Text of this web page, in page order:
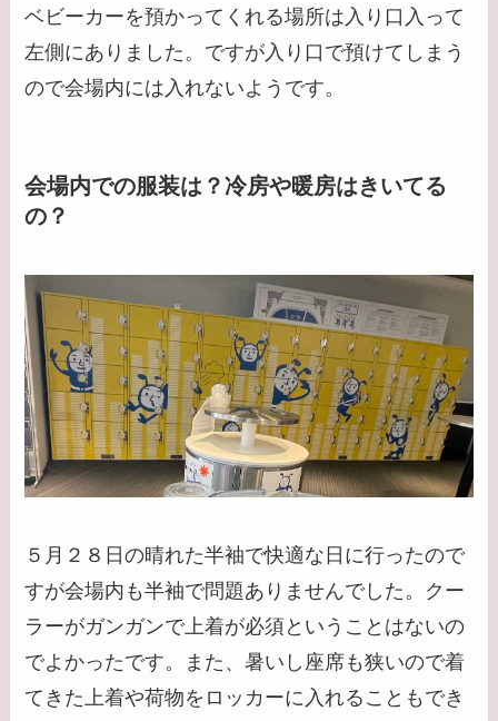
ベビーカーを預かってくれる場所は入り口入って
左側にありました。ですが入り口で預けてしまう
ので会場内には入れないようです。
会場内での服装は？冷房や暖房はきいてる
の？
５月２８日の晴れた半袖で快適な日に行ったので
すが会場内も半袖で問題ありませんでした。クー
ラーがガンガンで上着が必須ということはないの
でよかったです。また、暑いし座席も狭いので着
てきた上着や荷物をロッカーに入れることもでき